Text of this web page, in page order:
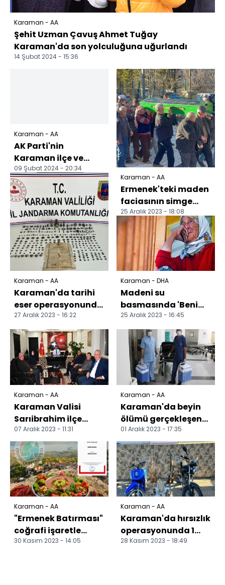
Karaman - AA
Şehit Uzman Çavuş Ahmet Tuğay
Karaman'da son yolculuğuna uğurlandı
14 Şubat 2024 - 15:36
Karaman - AA
AK Parti'nin
Karaman ilçe ve
belde belediye
başkan adayları
tanıtıldı
09 Şubat 2024 - 20:34
Karaman - AA
Karaman'da tarihi
eser operasyonunda
1 şüpheli yakalandı
27 Aralık 2023 - 16:22
Karaman - AA
Ermenek'teki maden
faciasının simge
isimlerinden Ayşe
Gökçe hayatını
kaybet...
25 Aralık 2023 - 18:08
Karaman - DHA
Madeni su
basmasında 'Benim
oğlum yüzme bilmez
ki' sözleriyle tanınan
anne...
25 Aralık 2023 - 16:45
Karaman - AA
Karaman Valisi
Sarıibrahim ilçe
ziyaretlerinde
bulundu
07 Aralık 2023 - 11:31
Karaman - AA
Karaman'da beyin
ölümü gerçekleşen
kişinin organları
hastalara umut oldu
01 Aralık 2023 - 17:35
Karaman - AA
"Ermenek Batırması"
coğrafi işaretle
tescillendi
30 Kasım 2023 - 14:05
Karaman - AA
Karaman'da hırsızlık
operasyonunda 1
şüpheli yakalandı
28 Kasım 2023 - 18:49